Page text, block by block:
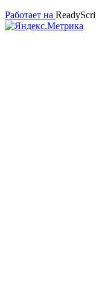
Работает на